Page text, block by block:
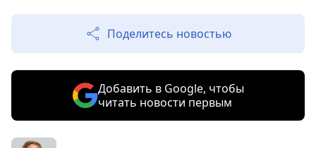
Поделитесь новостью
Добавить в Google, чтобы
читать новости первым